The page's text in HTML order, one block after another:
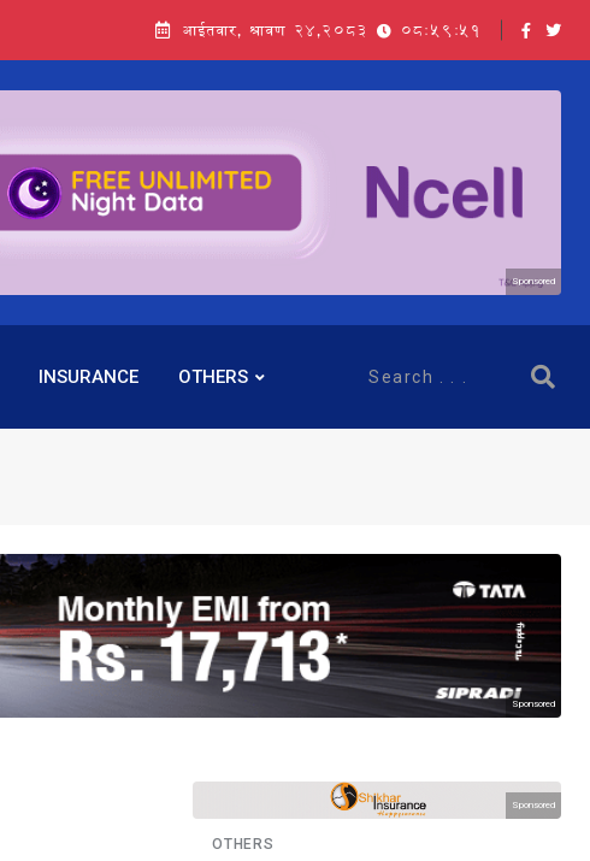
आईतवार, श्रावण २४,२०८३ 08:59:52
Sponsored
INSURANCE OTHERS
Sponsored
Sponsored
OTHERS